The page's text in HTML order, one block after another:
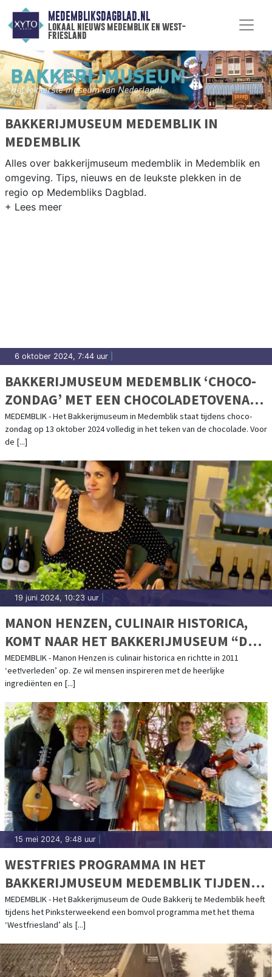
MEDEMBLIKSDAGBLAD.NL
lokaal nieuws medemblik en west-
friesland
BAKKERIJMUSEUM MEDEMBLIK IN
MEDEMBLIK
Alles over bakkerijmuseum medemblik in Medemblik en
omgeving. Tips, nieuws en de leukste plekken in de
regio op Medembliks Dagblad.
6 oktober 2024, 7:44 uur
BAKKERIJMUSEUM MEDEMBLIK ‘CHOCO-
ZONDAG’ MET EEN CHOCOLADETOVENAAR
EN CHOCOLADEKUNSTENAAR
MEDEMBLIK - Het Bakkerijmuseum in Medemblik staat tijdens choco-
zondag op 13 oktober 2024 volledig in het teken van de chocolade. Voor
de [...]
19 juni 2024, 10:23 uur
MANON HENZEN, CULINAIR HISTORICA,
KOMT NAAR HET BAKKERIJMUSEUM “DE
OUDE BAKKERIJ” IN MEDEMBLIK
MEDEMBLIK - Manon Henzen is culinair historica en richtte in 2011
‘eet!verleden’ op. Ze wil mensen inspireren met de heerlijke
ingrediënten en [...]
15 mei 2024, 9:48 uur
WESTFRIES PROGRAMMA IN HET
BAKKERIJMUSEUM MEDEMBLIK TIJDENS
PINKSTERWEEKEND 2024
MEDEMBLIK - Het Bakkerijmuseum de Oude Bakkerij te Medemblik heeft
tijdens het Pinksterweekend een bomvol programma met het thema
‘Westfriesland’ als [...]